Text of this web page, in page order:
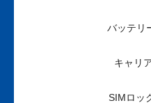
バッテリ
キャリ
SIMロッ